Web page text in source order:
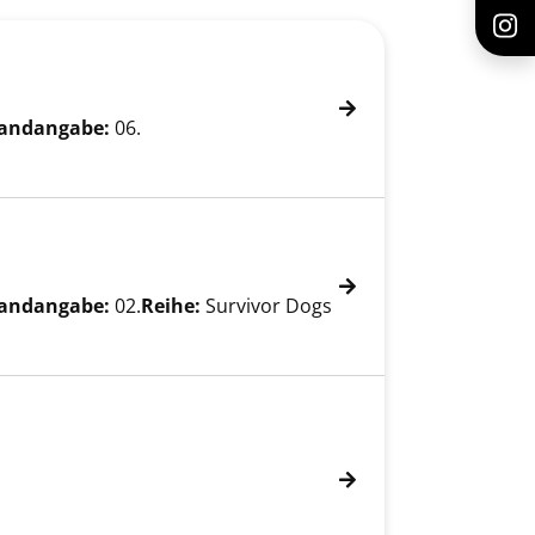
06.
02.Reihe: Survivor Dogs